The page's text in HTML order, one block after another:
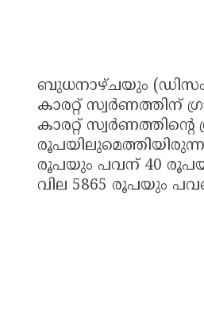
ബുധനാഴ്ചയും
കാരറ്റ് സ്വർണത്തിന്
കാരറ്റ് സ്വർണത്തിന്റെ
രൂപയും പവന് 40
വില 5865 രൂപയും